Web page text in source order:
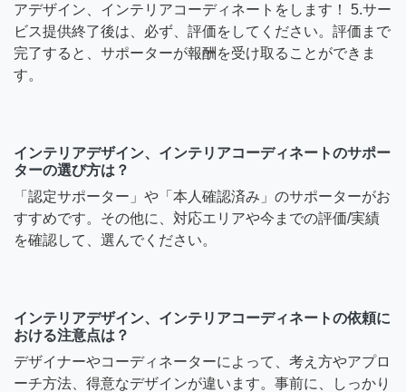
アデザイン、インテリアコーディネートをします！ 5.サー
ビス提供終了後は、必ず、評価をしてください。評価まで
完了すると、サポーターが報酬を受け取ることができま
す。
インテリアデザイン、インテリアコーディネートのサポー
ターの選び方は？
「認定サポーター」や「本人確認済み」のサポーターがお
すすめです。その他に、対応エリアや今までの評価/実績
を確認して、選んでください。
インテリアデザイン、インテリアコーディネートの依頼に
おける注意点は？
デザイナーやコーディネーターによって、考え方やアプロ
ーチ方法、得意なデザインが違います。事前に、しっかり